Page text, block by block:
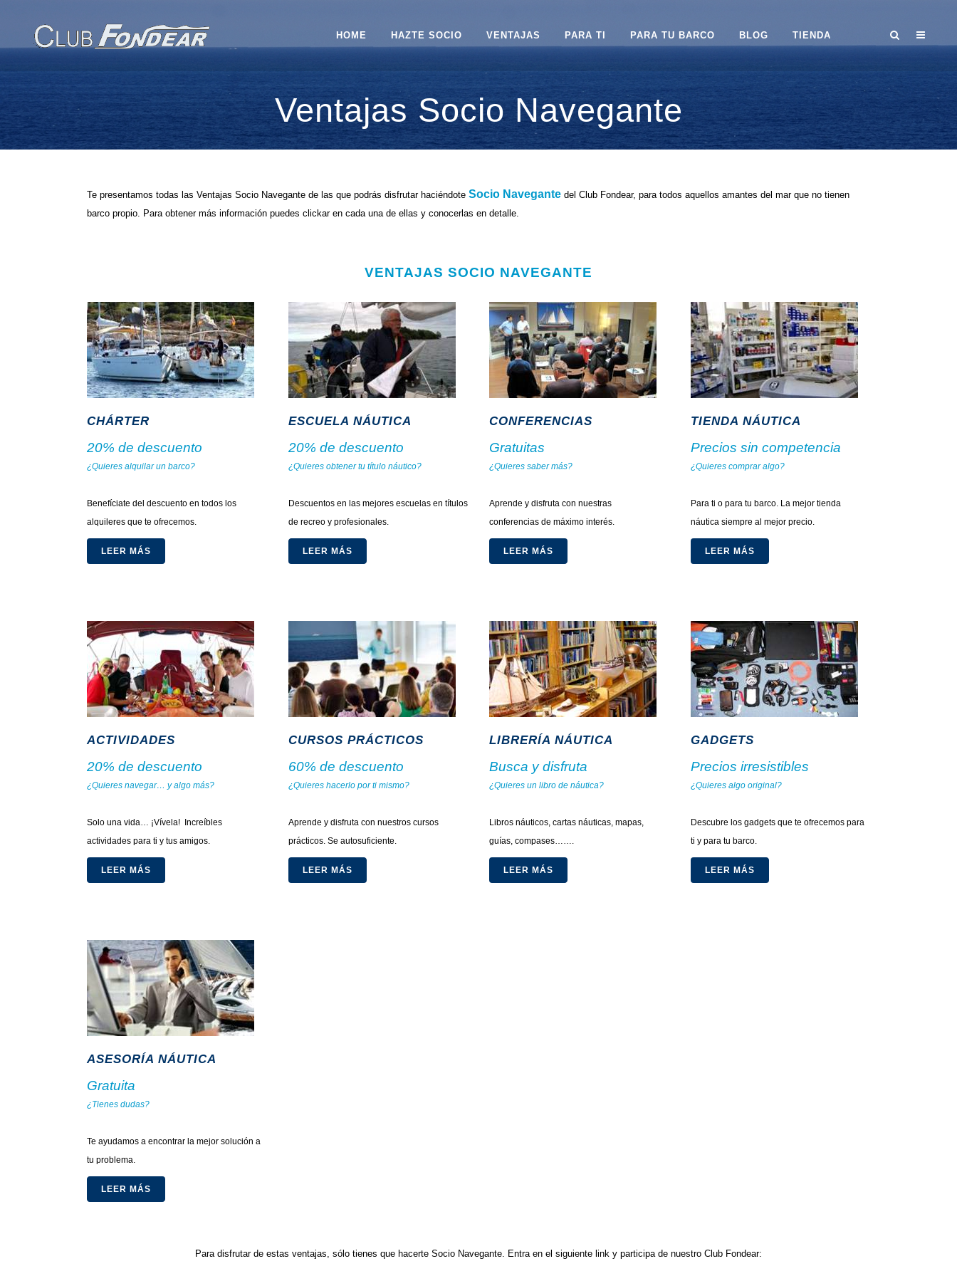
HOME HAZTE SOCIO VENTAJAS PARA TI PARA TU BARCO BLOG TIENDA
Ventajas Socio Navegante
Te presentamos todas las Ventajas Socio Navegante de las que podrás disfrutar haciéndote Socio Navegante del Club Fondear, para todos aquellos amantes del mar que no tienen
barco propio. Para obtener más información puedes clickar en cada una de ellas y conocerlas en detalle.
VENTAJAS SOCIO NAVEGANTE
CHÁRTER
20% de descuento
¿Quieres alquilar un barco?
Benefíciate del descuento en todos los
alquileres que te ofrecemos.
LEER MÁS
ESCUELA NÁUTICA
20% de descuento
¿Quieres obtener tu título náutico?
Descuentos en las mejores escuelas en títulos
de recreo y profesionales.
LEER MÁS
CONFERENCIAS
Gratuitas
¿Quieres saber más?
Aprende y disfruta con nuestras
conferencias de máximo interés.
LEER MÁS
TIENDA NÁUTICA
Precios sin competencia
¿Quieres comprar algo?
Para ti o para tu barco. La mejor tienda
náutica siempre al mejor precio.
LEER MÁS
ACTIVIDADES
20% de descuento
¿Quieres navegar… y algo más?
Solo una vida… ¡Vívela! Increíbles
actividades para ti y tus amigos.
LEER MÁS
CURSOS PRÁCTICOS
60% de descuento
¿Quieres hacerlo por ti mismo?
Aprende y disfruta con nuestros cursos
prácticos. Se autosuficiente.
LEER MÁS
LIBRERÍA NÁUTICA
Busca y disfruta
¿Quieres un libro de náutica?
Libros náuticos, cartas náuticas, mapas,
guías, compases…….
LEER MÁS
GADGETS
Precios irresistibles
¿Quieres algo original?
Descubre los gadgets que te ofrecemos para
ti y para tu barco.
LEER MÁS
ASESORÍA NÁUTICA
Gratuita
¿Tienes dudas?
Te ayudamos a encontrar la mejor solución a
tu problema.
LEER MÁS
Para disfrutar de estas ventajas, sólo tienes que hacerte Socio Navegante. Entra en el siguiente link y participa de nuestro Club Fondear: